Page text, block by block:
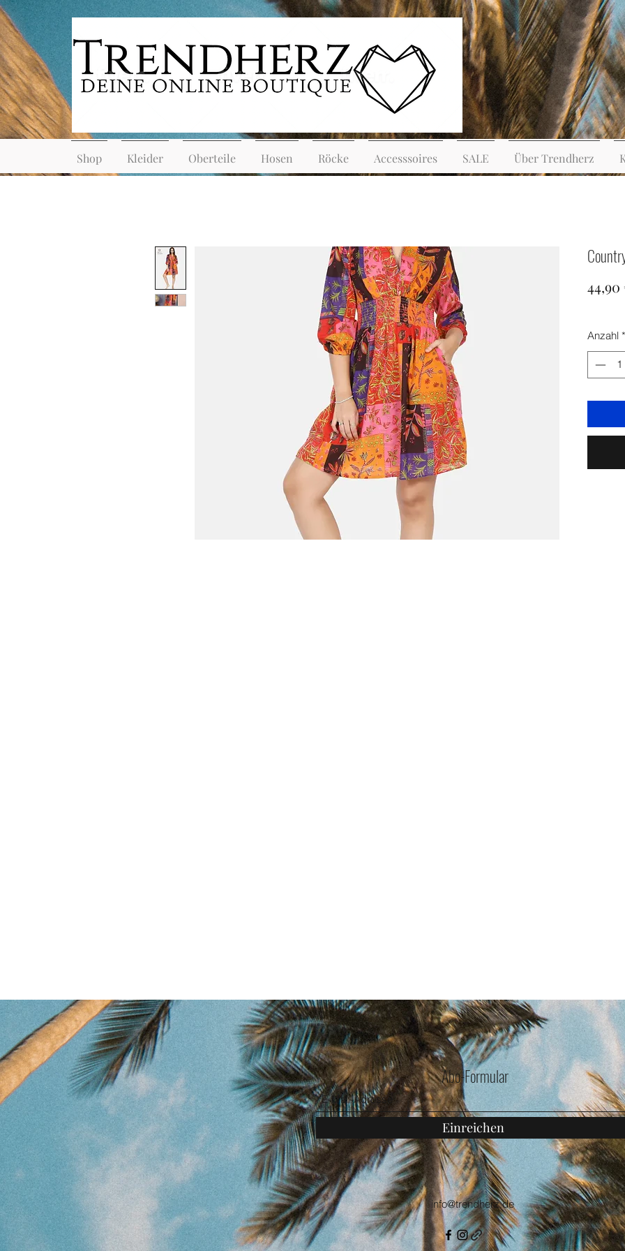
Shop Kleider Oberteile Hosen Röcke Accesssoires SALE Über Trendherz
44,90
Anzahl *
Abo-Formular
Einreichen
info@trendherz.de